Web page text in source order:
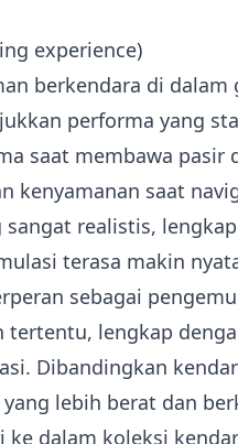
experience)
berkendara di dalam
performa yang
saat membawa pasir
kenyamanan saat
realistis,
terasa makin
sebagai
lengkap
Dibandingkan
lebih berat dan
dalam koleksi